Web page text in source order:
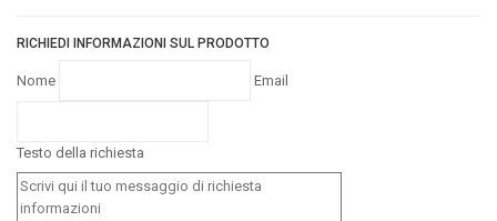
RICHIEDI INFORMAZIONI SUL PRODOTTO
Nome Email
Testo della richiesta